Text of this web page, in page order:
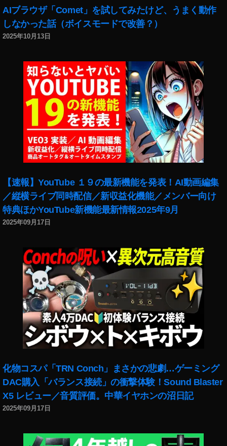
購
入
,
d
s
第
二
世
ガ
ジ
ェ
ッ
ト
完
全
ヤ
レ
ス
イ
ヤ
ン
AIブラウザ「Comet」を試してみたけど、うまく動作
しなかった話（ボイスモードで改善？）
2025年10月13日
【速報】YouTube １９の最新機能を発表！AI動画編集
／縦横ライブ同時配信／新収益化機能／メンバー向け
特典ほかYouTube新機能最新情報2025年9月
2025年09月17日
化物コスパ「TRN Conch」まさかの悲劇…ゲーミング
DAC購入「バランス接続」の衝撃体験！Sound Blaster
X5 レビュー／音質評価。中華イヤホンの沼日記
2025年09月17日